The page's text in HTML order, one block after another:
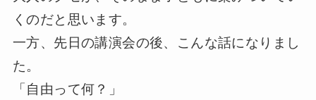
くのだと思います。
一方、先日の講演会の後、こんな話になりまし
た。
「自由って何？」